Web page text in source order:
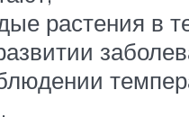
растения в